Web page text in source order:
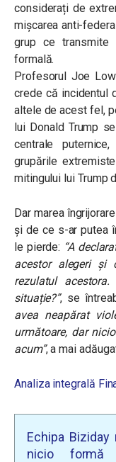
considerați de
mișcarea anti-
grup ce transmite
formală.
Profesorul Joe
crede că incidentul
altele de acest fel,
lui Donald Trump
centrale
grupările
mitingului lui Trump
Dar marea
și de ce s-ar putea
le pierde: “A
acestor alegeri și
rezulatul
situație?”, se
avea neapărat
următoare, dar
acum”, a mai
Analiza integrală
Echipa
nicio formă